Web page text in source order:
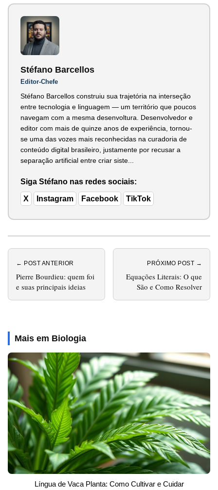
Stéfano Barcellos
Editor-Chefe
Stéfano Barcellos construiu sua trajetória na interseção
entre tecnologia e linguagem — um território que poucos
navegam com a mesma desenvoltura. Desenvolvedor e
editor com mais de quinze anos de experiência, tornou-
se uma das vozes mais reconhecidas na curadoria de
conteúdo digital brasileiro, justamente por recusar a
separação artificial entre criar siste...
Siga Stéfano nas redes sociais:
X Instagram Facebook TikTok
← POST ANTERIOR
Pierre Bourdieu: quem foi
e suas principais ideias
PRÓXIMO POST →
Equações Literais: O que
São e Como Resolver
Mais em Biologia
Língua de Vaca Planta: Como Cultivar e Cuidar